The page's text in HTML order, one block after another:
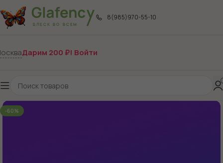
8(985)970-55-10
Дарим 200 ₽! Войти
-60%